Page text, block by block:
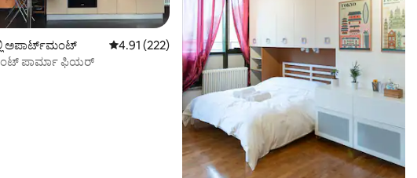
ಅಪಾರ್ಟ್‌ಮಂಟ್ 5 ರಲ್ಲಿ 4.91 ಸರಾಸರಿ ರೇಟಿಂಗ್, 222 ವಿಮರ್ಶೆಗಳು
4.91 (222)
ಪಾರ್ಮಾ ಫಿಯರ್